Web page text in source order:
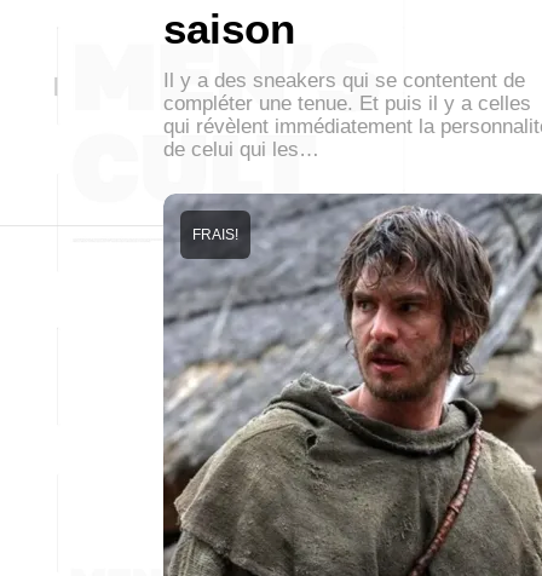
saison
Il y a des sneakers qui se contentent de
compléter une tenue. Et puis il y a celles
qui révèlent immédiatement la
de celui qui les…
FRAIS!